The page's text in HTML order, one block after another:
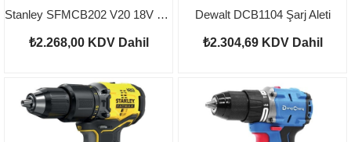
Stanley SFMCB202 V20 18V 2Ah Yedek Akü
₺2.268,00 KDV Dahil
Dewalt DCB1104 Şarj Aleti
₺2.304,69 KDV Dahil